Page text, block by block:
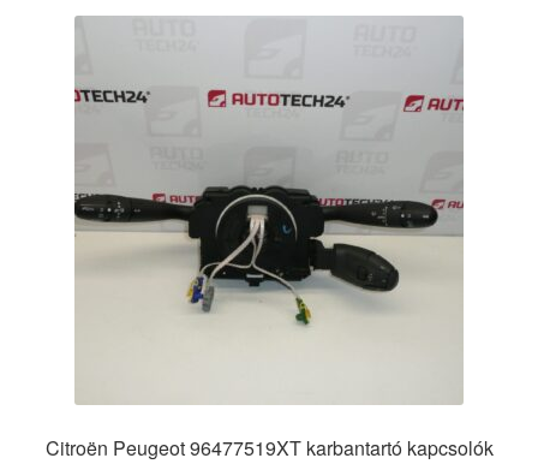
Citroën Peugeot 96477519XT karbantartó kapcsolók